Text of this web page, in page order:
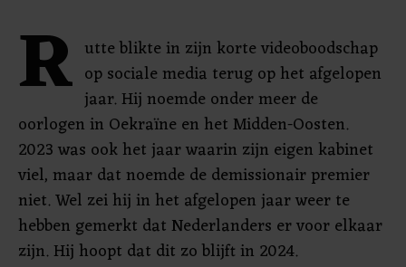
R utte blikte in zijn korte videoboodschap
op sociale media terug op het afgelopen
jaar. Hij noemde onder meer de
oorlogen in Oekraïne en het Midden-Oosten.
2023 was ook het jaar waarin zijn eigen kabinet
viel, maar dat noemde de demissionair premier
niet. Wel zei hij in het afgelopen jaar weer te
hebben gemerkt dat Nederlanders er voor elkaar
zijn. Hij hoopt dat dit zo blijft in 2024.